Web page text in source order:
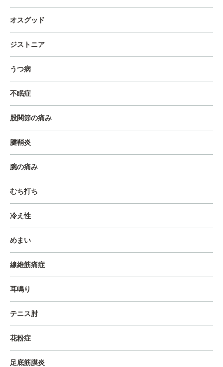
オスグッド
ジストニア
うつ病
不眠症
股関節の痛み
腱鞘炎
腕の痛み
むち打ち
冷え性
めまい
線維筋痛症
耳鳴り
テニス肘
花粉症
足底筋膜炎